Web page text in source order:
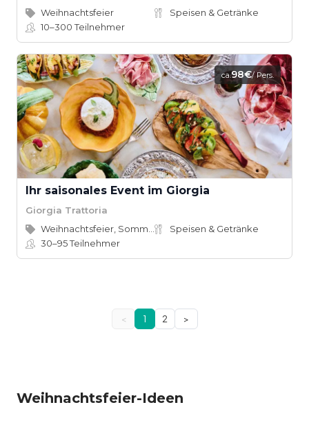
Weihnachtsfeier
Speisen & Getränke
10–300Teilnehmer
ca.98€/ Pers.
Ihr saisonales Event im Giorgia
Giorgia Trattoria
Speisen & Getränke
30–95Teilnehmer
< 1 2 >
Weihnachtsfeier-Ideen